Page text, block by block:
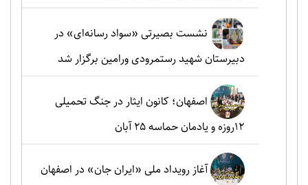
نشست بصیرتی «سواد رسانه‌ای» در
دبیرستان شهید رستمرودی ورامین برگزار شد
اصفهان؛ کانون ایثار در جنگ تحمیلی
۱۲روزه و یادمان حماسه ۲۵ آبان
آغاز رویداد ملی «ایران جان» در اصفهان